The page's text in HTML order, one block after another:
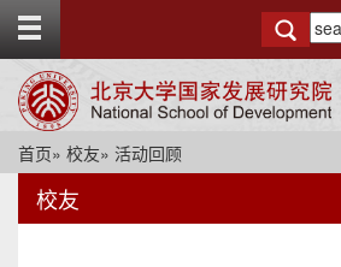
g
o
首页» 校友» 活动回顾
校友